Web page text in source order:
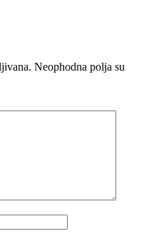
Neophodna polja su